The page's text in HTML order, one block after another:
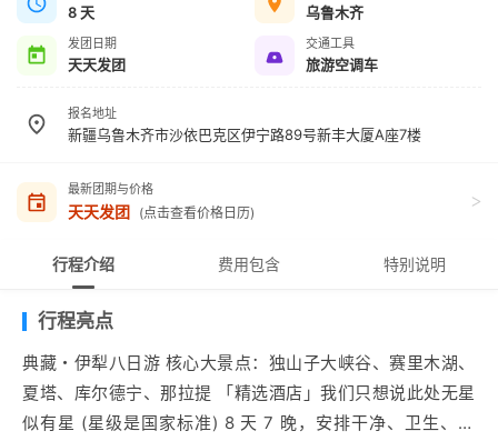
8 天 乌鲁木齐
发团日期
天天发团
交通工具
旅游空调车
报名地址
新疆乌鲁木齐市沙依巴克区伊宁路89号新丰大厦A座7楼
最新团期与价格
天天发团 (点击查看价格日历)
>
行程介绍 费用包含 特别说明
行程亮点
典藏・伊犁八日游 核心大景点：独山子大峡谷、赛里木湖、
夏塔、库尔德宁、那拉提 「精选酒店」我们只想说此处无星
似有星 (星级是国家标准) 8 天 7 晚，安排干净、卫生、舒